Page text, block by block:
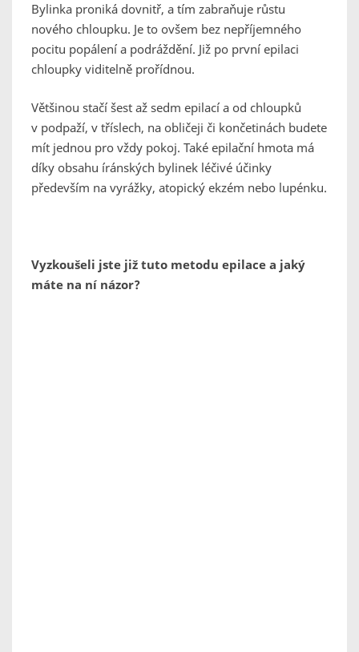
Bylinka proniká dovnitř, a tím zabraňuje růstu
nového chloupku. Je to ovšem bez nepříjemného
pocitu popálení a podráždění. Již po první epilaci
chloupky viditelně prořídnou.
Většinou stačí šest až sedm epilací a od chloupků
v podpaží, v tříslech, na obličeji či končetinách budete
mít jednou pro vždy pokoj. Také epilační hmota má
díky obsahu íránských bylinek léčivé účinky
především na vyrážky, atopický ekzém nebo lupénku.
Vyzkoušeli jste již tuto metodu epilace a jaký
máte na ní názor?